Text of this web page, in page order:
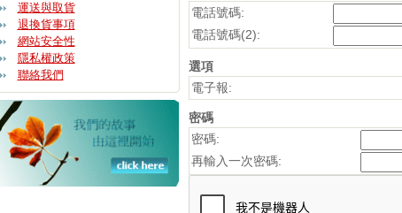
運送與取貨
退換貨事項
網站安全性
隱私權政策
聯絡我們
電話號碼:
電話號碼(2):
選項
電子報:
密碼
密碼:
再輸入一次密碼: